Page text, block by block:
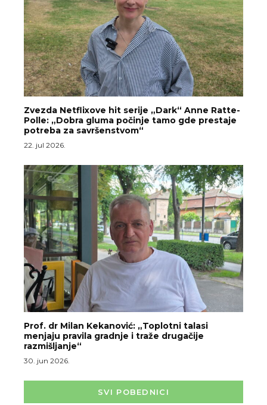
Zvezda Netflixove hit serije „Dark“ Anne Ratte-
Polle: „Dobra gluma počinje tamo gde prestaje
potreba za savršenstvom“
22. jul 2026.
Prof. dr Milan Kekanović: „Toplotni talasi
menjaju pravila gradnje i traže drugačije
razmišljanje“
30. jun 2026.
SVI POBEDNICI